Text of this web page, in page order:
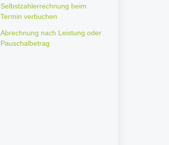
Selbstzahlerrechnung beim
Termin verbuchen
Abrechnung nach Leistung oder
Pauschalbetrag